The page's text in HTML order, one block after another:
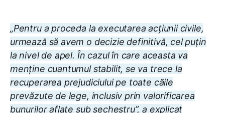
„Pentru a proceda la executarea acțiunii civile,
urmează să avem o decizie definitivă, cel puțin
la nivel de apel. În cazul în care aceasta va
menține cuantumul stabilit, se va trece la
recuperarea prejudiciului pe toate căile
prevăzute de lege, inclusiv prin valorificarea
bunurilor aflate sub sechestru”, a explicat